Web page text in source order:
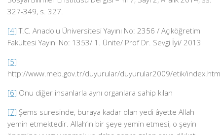
327-349, s. 327.
[4] T.C. Anadolu Üniversitesi Yayını No: 2356 / Açıköğretim
Fakültesi Yayını No: 1353/ 1. Ünite/ Prof Dr. Sevgi İyi/ 2013
[5]
http://www.meb.gov.tr/duyurular/duyurular2009/etik/
[6] Onu diğer insanlarla aynı organlara sahip kılan
[7] Şems suresinde, buraya kadar olan yedi âyette Allah
yemin etmektedir. Allah’ın bir şeye yemin etmesi, o şeyin